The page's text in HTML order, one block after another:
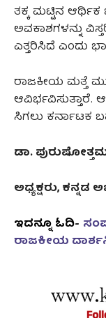
ತಕ್ಕ ಮಟ್ಟಿನ
ಅವಕಾಶಗಳನ್ನು
ಎತ್ತರಿಸಿದೆ ಎಂದು
ರಾಜಕೀಯ ಮತ್ತೆ
ಸಿಗಲು ಕರ್ನಾಟಕ
ಡಾ.
ಅಧ್ಯಕ್ಷರು, ಕನ್ನಡ
ಇದನ್ನೂ ಓದಿ-
ರಾಜಕೀಯ